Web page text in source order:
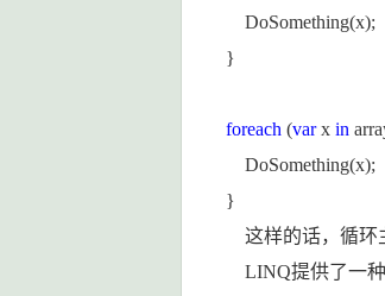
DoSomething(x);
}
foreach (varx in
DoSomething(x);
}
这样的话，循环
LINQ提供了一